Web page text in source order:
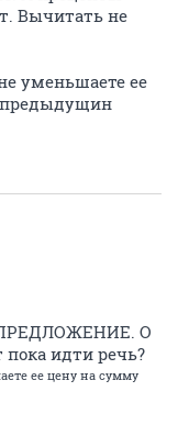
Вычитать не
уменьшаете ее
предыдущин
ПРЕДЛОЖЕНИЕ. О
пока идти речь?
ее цену на сумму